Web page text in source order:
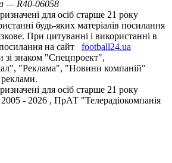
— R40-06058
для осіб старше 21 року
будь-яких матеріалів посилання
При цитуванні і використанні в
на сайт
football24.ua
зі знаком "Спецпроект",
"Реклама", "Новини компаній"
для осіб старше 21 року
- 2026 , ПрАТ "Телерадіокомпанія